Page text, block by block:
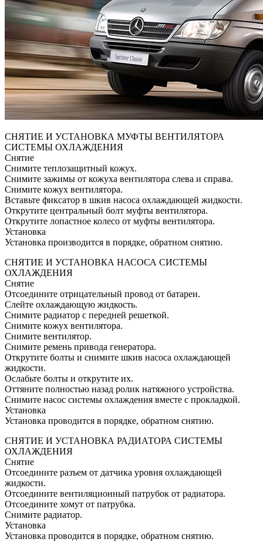
СНЯТИЕ И УСТАНОВКА МУФТЫ ВЕНТИЛЯТОРА
СИСТЕМЫ ОХЛАЖДЕНИЯ
Снятие
Снимите теплозащитный кожух.
Снимите зажимы от кожуха вентилятора слева и справа.
Снимите кожух вентилятора.
Вставьте фиксатор в шкив насоса охлаждающей жидкости.
Открутите центральный болт муфты вентилятора.
Открутите лопастное колесо от муфты вентилятора.
Установка
Установка производится в порядке, обратном снятию.
СНЯТИЕ И УСТАНОВКА НАСОСА СИСТЕМЫ
ОХЛАЖДЕНИЯ
Снятие
Отсоедините отрицательный провод от батареи.
Слейте охлаждающую жидкость.
Снимите радиатор с передней решеткой.
Снимите кожух вентилятора.
Снимите вентилятор.
Снимите ремень привода генератора.
Открутите болты и снимите шкив насоса охлаждающей
жидкости.
Ослабьте болты и открутите их.
Оттяните полностью назад ролик натяжного устройства.
Снимите насос системы охлаждения вместе с прокладкой.
Установка
Установка проводится в порядке, обратном снятию.
СНЯТИЕ И УСТАНОВКА РАДИАТОРА СИСТЕМЫ
ОХЛАЖДЕНИЯ
Снятие
Отсоедините разъем от датчика уровня охлаждающей
жидкости.
Отсоедините вентиляционный патрубок от радиатора.
Отсоедините хомут от патрубка.
Снимите радиатор.
Установка
Установка проводится в порядке, обратном снятию.